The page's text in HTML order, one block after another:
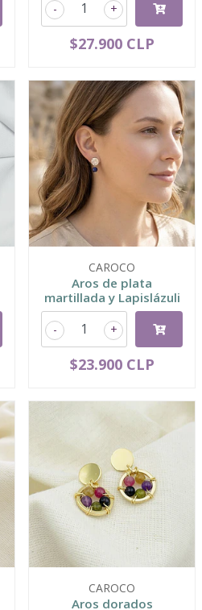
+
-
$27.900 CLP
CAROCO
Aros de plata
martillada y Lapislázuli
+
-
$23.900 CLP
CAROCO
Aros dorados